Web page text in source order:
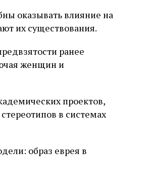
оказывать влияние на
их существования.
ранее
женщин и
проектов,
в системах
образ еврея в